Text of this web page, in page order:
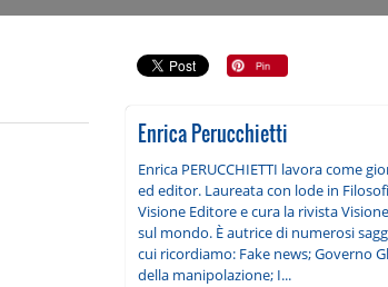
Enrica Perucchietti
Enrica PERUCCHIETTI lavora come
ed editor. Laureata con lode in
Visione Editore e cura la rivista
sul mondo. È autrice di numerosi
cui ricordiamo: Fake news; Governo
della manipolazione; I...